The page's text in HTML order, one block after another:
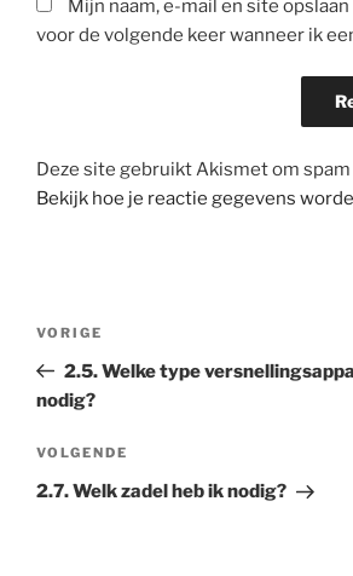
Mijn naam, e-mail en site
voor de volgende keer wanneer ik
Deze site gebruikt Akismet om
Bekijk hoe je reactie gegevens
Bericht
Vorig
bericht
VORIGE
2.5. Welke type
nodig?
Volgend
bericht
VOLGENDE
2.7. Welk zadel heb ik nodig?